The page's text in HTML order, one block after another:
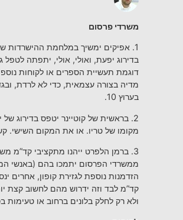
משרדי פרסום
1. אפיקים ימשיך במלחמת ההישרדות
בדירוג יפעת, ואולי, אולי, יתפתה לטפל
דוגמת תעשיית הספרים או לקוחות
מדיה בצורה עצמאית, כדי לא לרדת,
בערוץ 10.
2. בראשית של קוטיינר יטפס בדירוג
מקומו של טריו. או את המקום השישי.
3. ברמן הלפרט ייהנו מתקציבי קד”מ
ממשרדי הפרסום יתמכו בהם (באנשי
הזדמנות נוספת לגזירת קופון, אחרים
קד”מ לבד וזה ידרוש מהם לחשוב קצת
ולא רק לחלק בלונים ברחוב או טעימות